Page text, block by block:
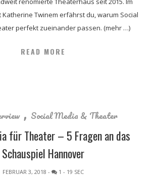
Twinem erfährst du, warum Social
perfekt zueinander passen. (mehr …)
READ MORE
, Social Media & Theater
für Theater – 5 Fragen an das
Schauspiel Hannover
FEBRUAR 3, 2018 - 1 - 19 SEC